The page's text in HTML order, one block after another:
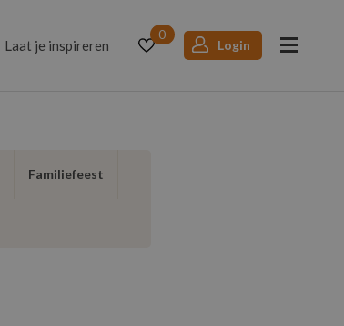
Laat je inspireren
0
Login
Familiefeest